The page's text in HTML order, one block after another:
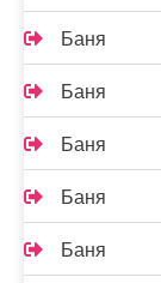
Баня
Баня
Баня
Баня
Баня